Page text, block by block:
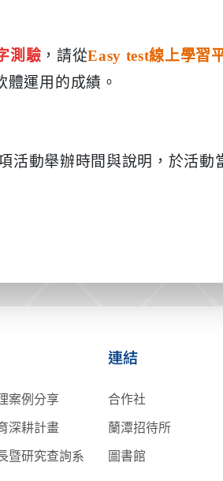
測驗 ，請從Easy test線上學習
體運用的成績 。
活動舉辦時間與說明，於活動
案例分享
深耕計畫
暨研究查詢系
連結
合作社
蘭潭招待所
圖書館